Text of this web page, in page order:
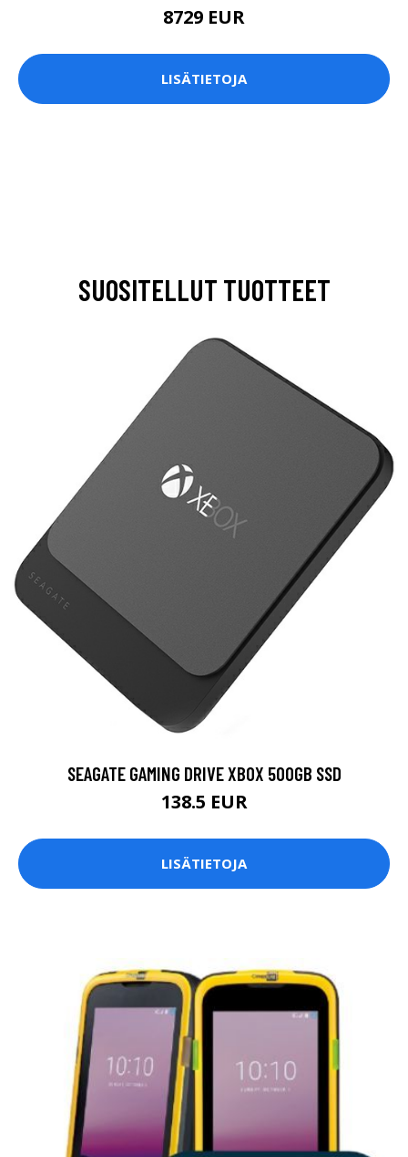
8729 EUR
LISÄTIETOJA
SUOSITELLUT TUOTTEET
SEAGATE GAMING DRIVE XBOX 500GB SSD
138.5 EUR
LISÄTIETOJA